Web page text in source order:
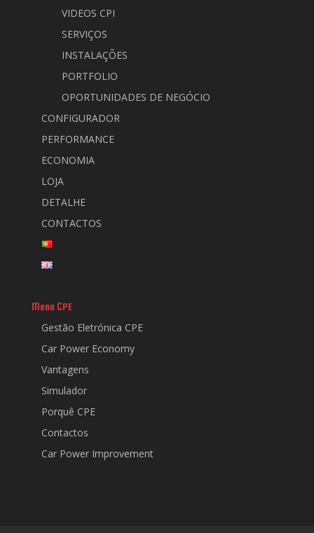
VIDEOS CPI
SERVIÇOS
INSTALAÇÕES
PORTFOLIO
OPORTUNIDADES DE NEGÓCIO
CONFIGURADOR
PERFORMANCE
ECONOMIA
LOJA
DETALHE
CONTACTOS
Menu CPE
Gestão Eletrónica CPE
Car Power Economy
Vantagens
Simulador
Porquê CPE
Contactos
Car Power Improvement